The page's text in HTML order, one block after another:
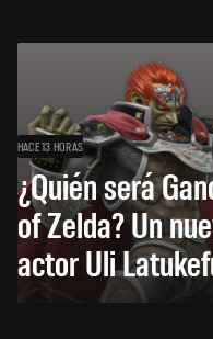
HACE 13 HORAS
¿Quién será
of Zelda? Un
actor Uli